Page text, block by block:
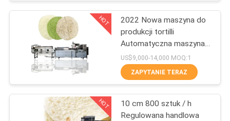
FABRYCE
KONTROLA
JAKOŚCI
SKONTAKTUJ
Linia do produkcji
przecierów
owocowych
HOT
2022 Nowa maszyna do
produkcji tortilli
Automatyczna maszyna
do produkcji tortilli BP-
650
US$9,000-14,000 MOQ:1
ZAPYTANIE TERAZ
HOT
10 cm 800 sztuk / h
Regulowana handlowa